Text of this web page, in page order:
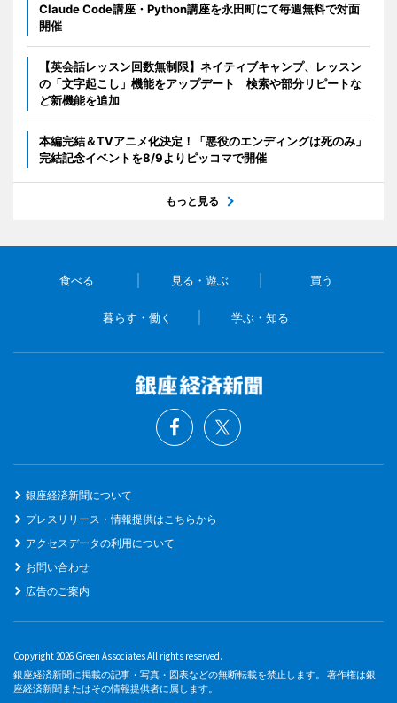
Claude Code講座・Python講座を永田町にて毎週無料で対面
開催
【英会話レッスン回数無制限】ネイティブキャンプ、レッスン
の「文字起こし」機能をアップデート 検索や部分リピートな
ど新機能を追加
本編完結＆TVアニメ化決定！「悪役のエンディングは死のみ」
完結記念イベントを8/9よりピッコマで開催
もっと見る
食べる 見る・遊ぶ 買う
暮らす・働く 学ぶ・知る
銀座経済新聞について
プレスリリース・情報提供はこちらから
アクセスデータの利用について
お問い合わせ
広告のご案内
Copyright 2026 Green Associates All rights reserved.
銀座経済新聞に掲載の記事・写真・図表などの無断転載を禁止します。 著作権は銀
座経済新聞またはその情報提供者に属します。